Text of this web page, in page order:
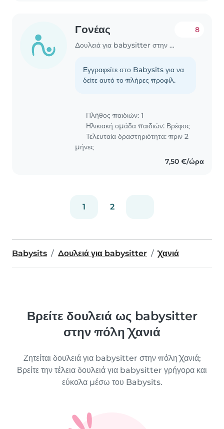
Γονέας
Δουλειά για babysitter στην περιοχή Χανιά
8
Εγγραφείτε στο Babysits για να
δείτε αυτό το πλήρες προφίλ.
Πλήθος παιδιών: 1
Ηλικιακή ομάδα παιδιών: Βρέφος
Τελευταία δραστηριότητα: πριν 2
μήνες
7,50 €/ώρα
1 2
Babysits Δουλειά για babysitter Χανιά
Βρείτε δουλειά ως babysitter
στην πόλη Χανιά
Ζητείται δουλειά για babysitter στην πόλη Χανιά;
Βρείτε την τέλεια δουλειά για babysitter γρήγορα και
εύκολα μέσω του Babysits.